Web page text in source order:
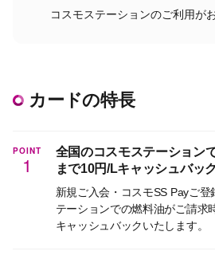
コスモステーションのご利用が
カードの特長
POINT
1
全国のコスモステーション
まで10円/Lキャッシュバッ
新規ご入会・コスモSS Payご
テーションでの燃料油がご請求
キャッシュバックいたします。